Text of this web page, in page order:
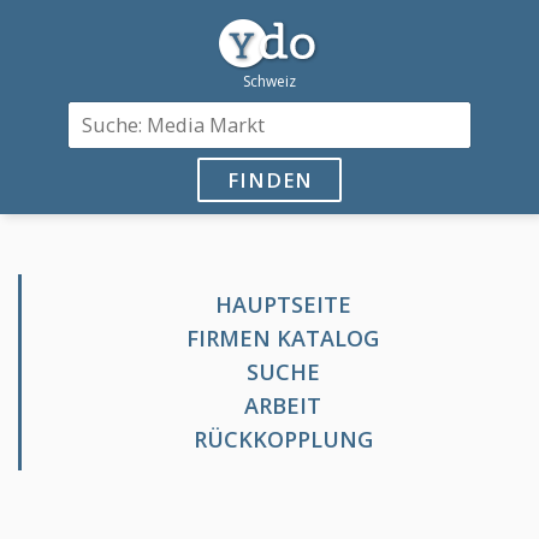
FINDEN
HAUPTSEITE
FIRMEN KATALOG
SUCHE
ARBEIT
RÜCKKOPPLUNG